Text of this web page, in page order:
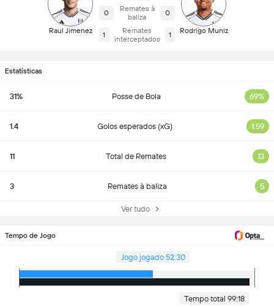
Raul Jimenez
0
Remates à
baliza
0
1
Remates
interceptados
1 Rodrigo Muniz
Estatísticas
31% Posse de Bola 69%
1.4 Golos esperados (xG) 1.59
11 Total de Remates 13
3 Remates à baliza 5
Ver tudo
Tempo de Jogo
Jogo jogado 52:30
Tempo total 99:18